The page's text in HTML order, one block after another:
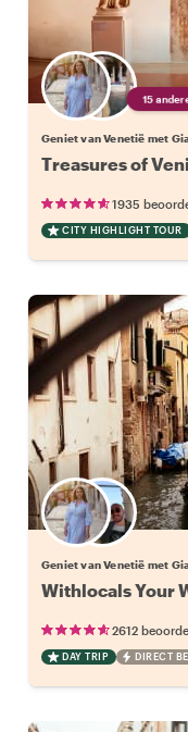
15
Geniet van Venetië met
Treasures of
1935
CITY HIGHLIGHT TOUR
24
Geniet van Venetië met
Withlocals Your
2612
DAY TRIP DIRECT